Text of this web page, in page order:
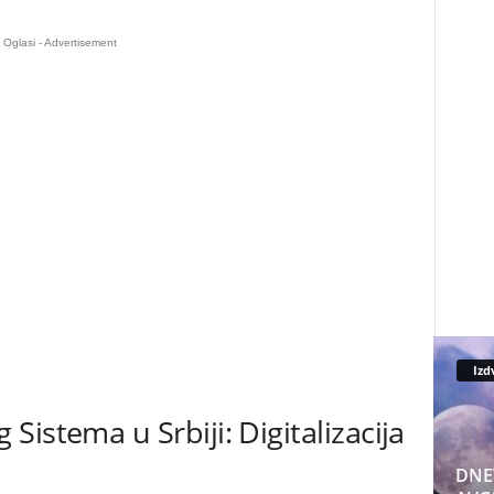
Oglasi - Advertisement
Sistema u Srbiji: Digitalizacija